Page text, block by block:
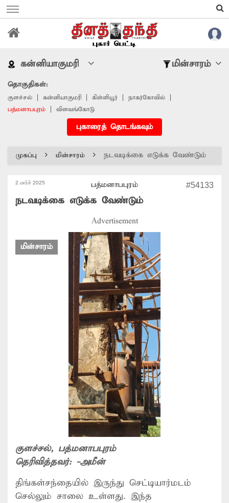
கன்னியாகுமரி மின்சாரம்
தொகுதிகள்:
குளச்சல் கன்னியாகுமரி கிள்ளியூர்
நாகர்கோவில்
பத்மனாபபுரம்
விளவங்கோடு
புகாரைத் தொடங்கவும்
முகப்பு மின்சாரம் நடவடிக்கை எடுக்க வேண்டும்
2 மார்ச் 2025 பத்மனாபபுரம் #54133
நடவடிக்கை எடுக்க வேண்டும்
Advertisement
மின்சாரம்
குளச்சல், பத்மனாபபுரம்
தெரிவித்தவர்: -அமீன்
திங்கள்சந்தையில் இருந்து செட்டியார்மடம்
செல்லும் சாலை உள்ளது. இந்த